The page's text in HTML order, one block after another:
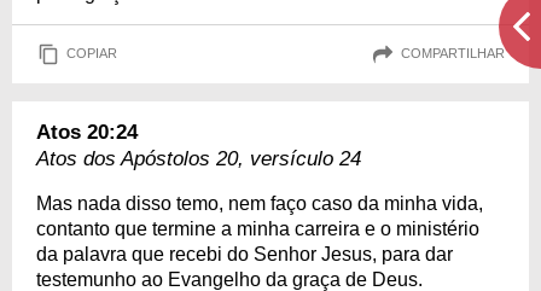
COPIAR COMPARTILHAR
Atos 20:24
Atos dos Apóstolos 20, versículo 24
Mas nada disso temo, nem faço caso da minha vida,
contanto que termine a minha carreira e o ministério
da palavra que recebi do Senhor Jesus, para dar
testemunho ao Evangelho da graça de Deus.